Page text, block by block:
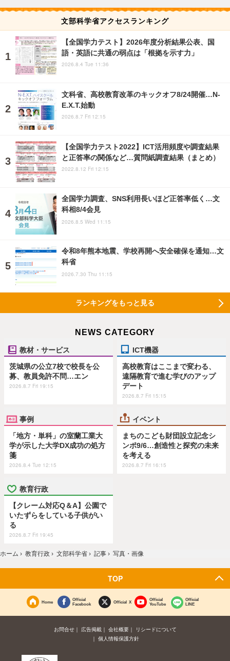
文部科学省アクセスランキング
【全国学力テスト】2026年度分析結果公表、国
語・英語に共通の弱点は「根拠を示す力」
2026.8.4 Tue 11:36
文科省、高校教育改革のキックオフ8/24開催…N-
E.X.T.始動
2026.8.7 Fri 12:15
【全国学力テスト2022】ICT活用頻度や調査結果
と正答率の関係など…質問紙調査結果（まとめ）
2022.8.12 Fri 12:15
全国学力調査、SNS利用長いほど正答率低く…文
科相8/4会見
2026.8.5 Wed 11:15
令和8年熊本地震、学校再開へ安全確保を通知…文
科省
2026.7.30 Thu 11:15
ランキングをもっと見る
NEWS CATEGORY
教材・サービス
茨城県の公立7校で校長を公
募、教員免許不問…エン
2026.8.7 Fri 19:15
ICT機器
高校教育はここまで変わる、
遠隔教育で進む学びのアップ
デート
2026.8.7 Fri 15:15
事例
「地方・単科」の室蘭工業大
学が示した大学DX成功の処方
箋
2026.8.4 Tue 12:15
イベント
まちのこども財団設立記念シ
ンポ9/6…創造性と探究の未来
を考える
2026.8.7 Fri 16:15
教育行政
【クレーム対応Q＆A】公園で
いたずらをしている子供がい
る
2026.8.7 Fri 19:45
ホーム › 教育行政 › 文部科学省 › 記事 › 写真・画像
TOP
Home
Official
Facebook
Official X
Official
YouTube
Official
LINE
お問合せ 広告掲載 会社概要
リシードについて
個人情報保護方針